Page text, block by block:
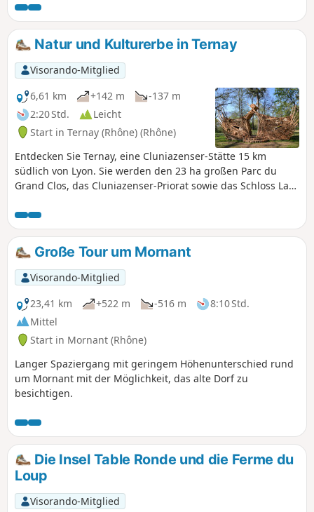
Naturräume. Man entdeckt den
Lehrteich, die mit Rhône-Wasser
gespeiste Pumpstation, die Lônes und
mehrere kleine Naturstrände am
Flussufer. Ausblicke auf das Rhône-Tal
begleiten einen Großteil der
Wanderung.
Natur und Kulturerbe in Ternay
Visorando-Mitglied
6,61 km
+142 m
-137 m
2:20 Std.
Leicht
Start in Ternay (Rhône) (Rhône)
Entdecken Sie Ternay, eine Cluniazenser-Stätte 15 km
südlich von Lyon. Sie werden den 23 ha großen Parc du
Grand Clos, das Cluniazenser-Priorat sowie das Schloss La
besichtigt werden kann.
Große Tour um Mornant
Visorando-Mitglied
23,41 km
+522 m -516 m
8:10 Std.
Mittel
Start in Mornant (Rhône)
Langer Spaziergang mit geringem Höhenunterschied rund
um Mornant mit der Möglichkeit, das alte Dorf zu
besichtigen.
Die Insel Table Ronde und die Ferme du
Loup
Visorando-Mitglied